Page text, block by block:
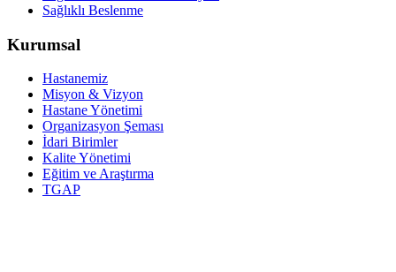
Sağlıklı Beslenme
Kurumsal
Hastanemiz
Misyon & Vizyon
Hastane Yönetimi
Organizasyon Şeması
İdari Birimler
Kalite Yönetimi
Eğitim ve Araştırma
TGAP